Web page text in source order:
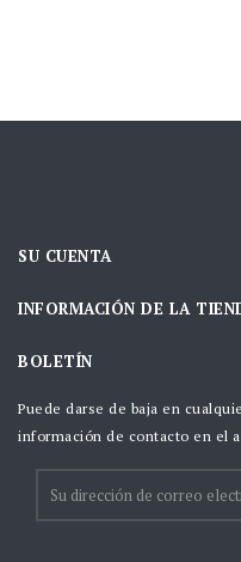
SU CUENTA
INFORMACIÓN DE LA
BOLETÍN
Puede darse de baja en
información de contacto en el